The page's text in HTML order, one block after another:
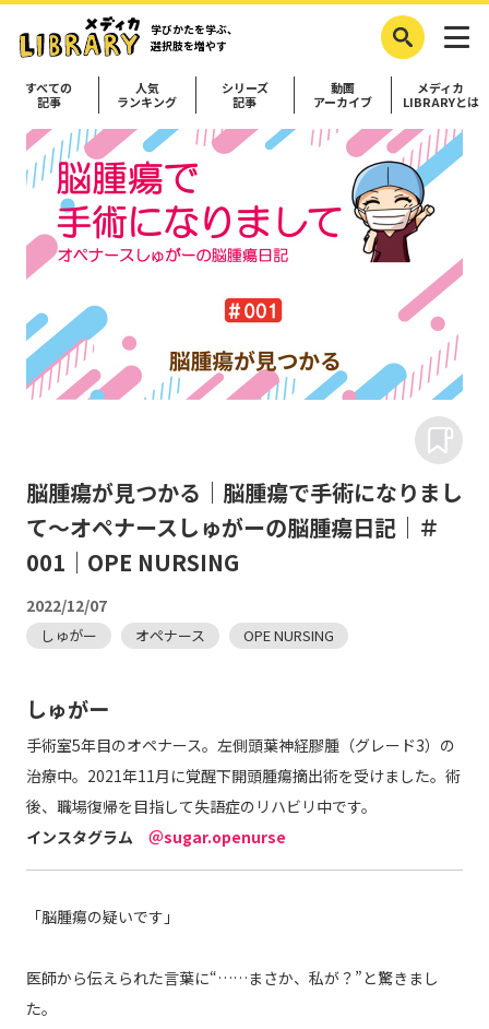
学びかたを学ぶ、
選択肢を増やす
すべての
記事
人気
ランキング
シリーズ
記事
動画
アーカイブ
メディカ
LIBRARYとは
脳腫瘍が見つかる｜脳腫瘍で手術になりまし
て～オペナースしゅがーの脳腫瘍日記｜＃
001｜OPE NURSING
2022/12/07
しゅがー オペナース OPE NURSING
しゅがー
手術室5年目のオペナース。左側頭葉神経膠腫（グレード3）の
治療中。2021年11月に覚醒下開頭腫瘍摘出術を受けました。術
後、職場復帰を目指して失語症のリハビリ中です。
インスタグラム
＠sugar.openurse
「脳腫瘍の疑いです」
医師から伝えられた言葉に“……まさか、私が？”と驚きまし
た。